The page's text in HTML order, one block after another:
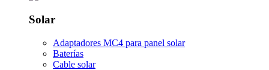
Solar
Adaptadores MC4 para panel solar
Baterías
Cable solar